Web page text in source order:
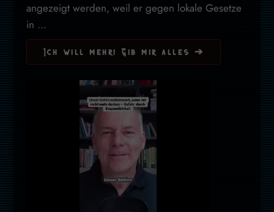
angezeigt werden, weil er gegen lokale Gesetze
in ...
Ich will mehr! Gib mir alles ➔